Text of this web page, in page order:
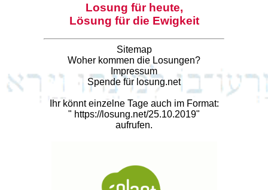
Losung für heute,
Lösung für die Ewigkeit
Sitemap
Woher kommen die Losungen?
Impressum
Spende für losung.net
Ihr könnt einzelne Tage auch im Format:
" https://losung.net/25.10.2019"
aufrufen.